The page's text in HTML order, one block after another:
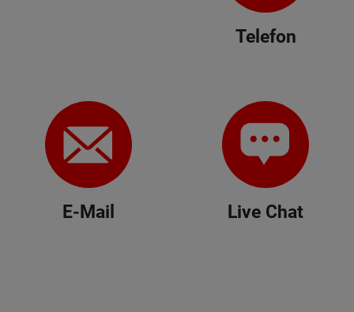
Telefon
E-Mail Live Chat